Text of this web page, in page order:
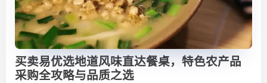
买卖易优选地道风味直达餐桌，特色农产品
采购全攻略与品质之选